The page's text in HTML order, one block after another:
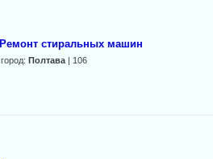
Ремонт стиральных машин
город: Полтава| 106